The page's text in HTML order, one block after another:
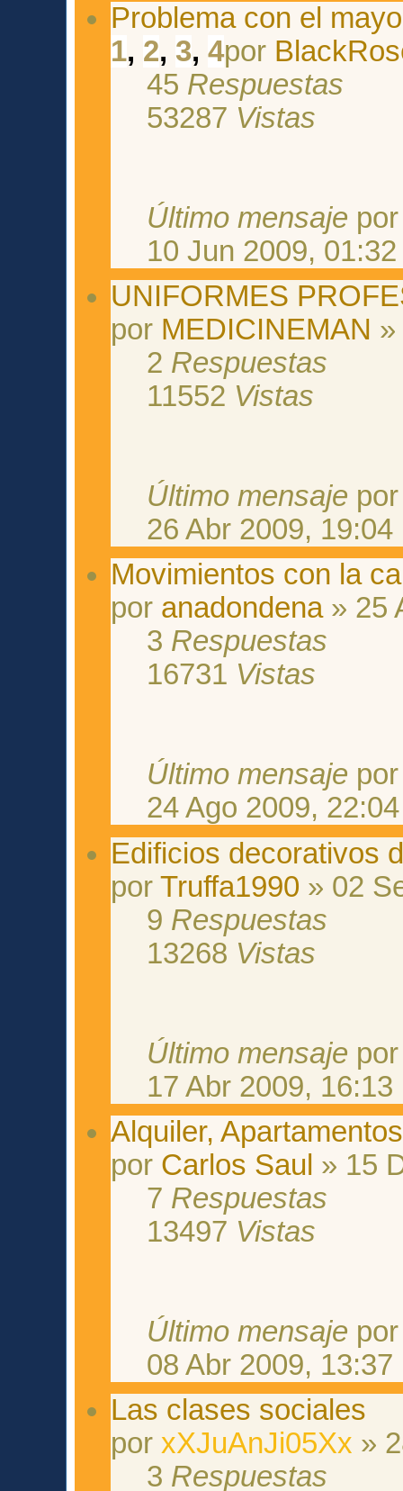
Problema con el
1, 2, 3,4por
45 Respuestas
53287 Vistas
Último mensaje
10 Jun 2009, 01:32
UNIFORMES
por MEDICINEMAN »
2 Respuestas
11552 Vistas
Último mensaje
26 Abr 2009, 19:04
Movimientos con la
por anadondena» 25
3 Respuestas
16731 Vistas
Último mensaje
24 Ago 2009, 22:04
Edificios decorativos
porTruffa1990 » 02
9 Respuestas
13268 Vistas
Último mensaje
17 Abr 2009, 16:13
Alquiler,
por Carlos Saul » 15
7 Respuestas
13497 Vistas
Último mensaje
08 Abr 2009, 13:37
Las clases sociales
por xXJuAnJi05Xx »
3 Respuestas